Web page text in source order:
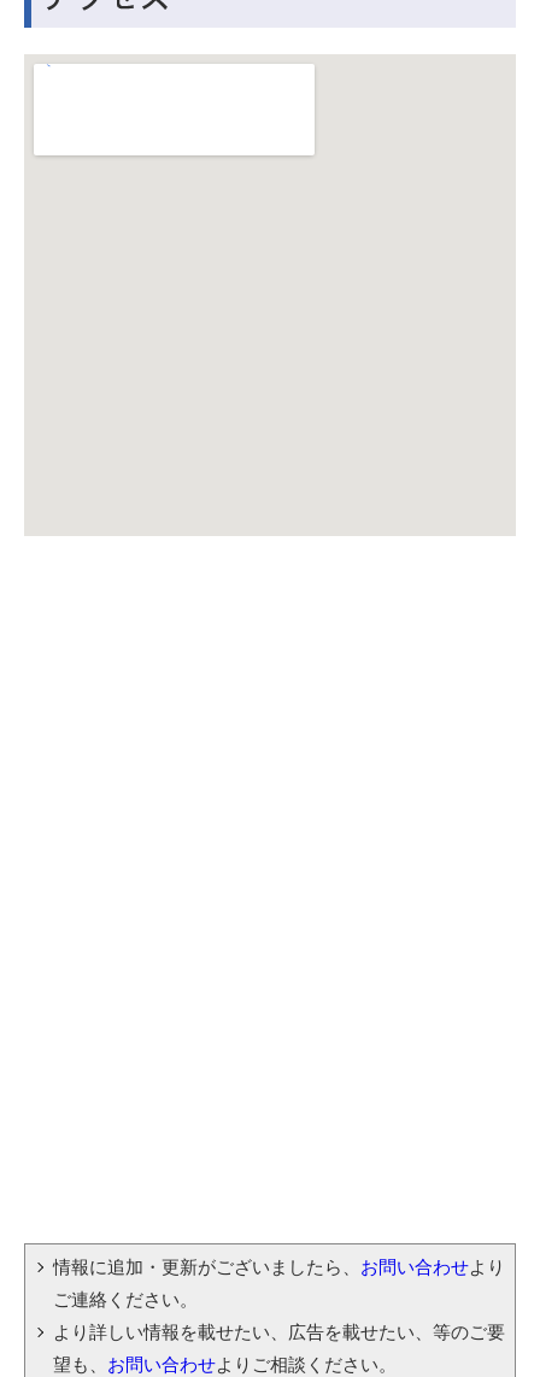
情報に追加・更新がございましたら、 お問い合わせより
ご連絡ください。
より詳しい情報を載せたい、広告を載せたい、等のご要
望も、 お問い合わせよりご相談ください。